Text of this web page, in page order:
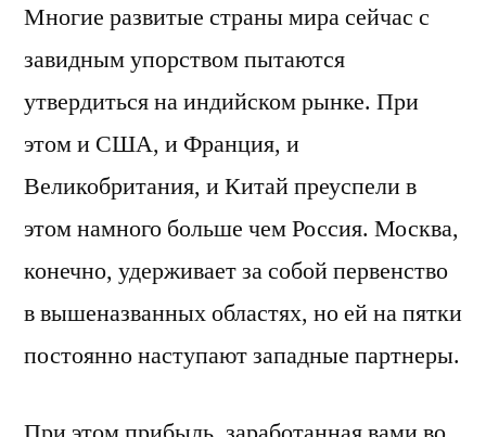
Многие развитые страны мира сейчас с
завидным упорством пытаются
утвердиться на индийском рынке. При
этом и США, и Франция, и
Великобритания, и Китай преуспели в
этом намного больше чем Россия. Москва,
конечно, удерживает за собой первенство
в вышеназванных областях, но ей на пятки
постоянно наступают западные партнеры.